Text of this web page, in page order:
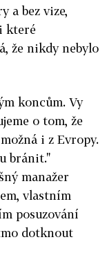
a bez vize,
které
že nikdy nebylo
koncům. Vy
o tom, že
i z Evropy.
bránit."
manažer
vlastním
posuzování
dotknout